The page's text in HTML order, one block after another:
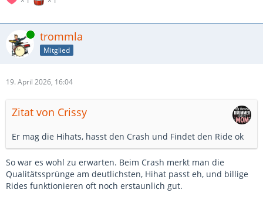
Online trommla
Mitglied
19. April 2026, 16:04
Zitat von Crissy
Er mag die Hihats, hasst den Crash und Findet den Ride ok
So war es wohl zu erwarten. Beim Crash merkt man die
Qualitätssprünge am deutlichsten, Hihat passt eh, und billige
Rides funktionieren oft noch erstaunlich gut.